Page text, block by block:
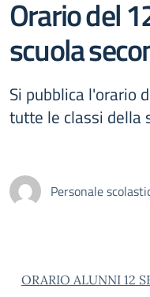
Orario del
scuola
Si pubblica l'orario
tutte le classi della
Personale
ORARIO ALUNNI 12